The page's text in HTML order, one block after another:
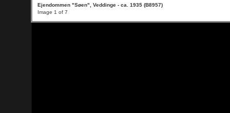
Ejendommen "Søen", Veddinge - ca. 1935 (B8957)
Image 1 of 7